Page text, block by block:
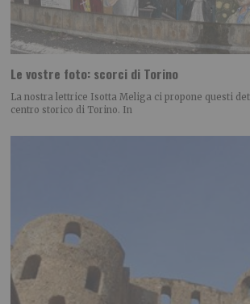
Le vostre foto: scorci di Torino
La nostra lettrice Isotta Meliga ci propone questi
centro storico di Torino. In